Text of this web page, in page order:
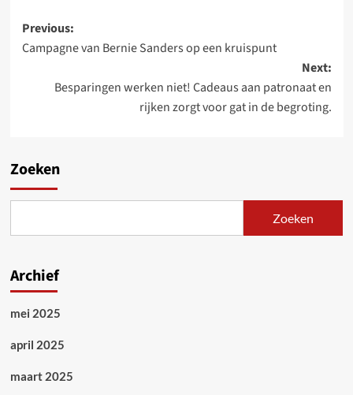
Post
navigation
Previous:
Campagne van Bernie Sanders op een kruispunt
Next:
Besparingen werken niet! Cadeaus aan patronaat en
rijken zorgt voor gat in de begroting.
Zoeken
Zoeken
Archief
mei 2025
april 2025
maart 2025